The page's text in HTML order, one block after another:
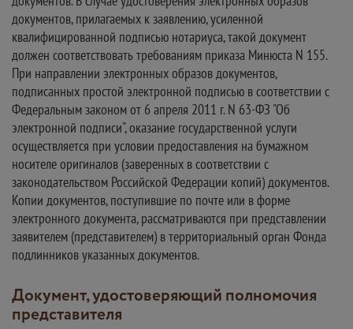
документов, прилагаемых к заявлению, усиленной
квалифицированной подписью нотариуса, такой документ
должен соответствовать требованиям приказа Минюста N 155.
При направлении электронных образов документов,
подписанных простой электронной подписью в соответствии с
Федеральным законом от 6 апреля 2011 г. N 63-ФЗ "Об
электронной подписи", оказание государственной услуги
осуществляется при условии предоставления на бумажном
носителе оригиналов (заверенных в соответствии с
законодательством Российской Федерации копий) документов.
Копии документов, поступившие по почте или в форме
электронного документа, рассматриваются при представлении
заявителем (представителем) в территориальный орган Фонда
подлинников указанных документов.
Документ, удостоверяющий полномочия
представителя